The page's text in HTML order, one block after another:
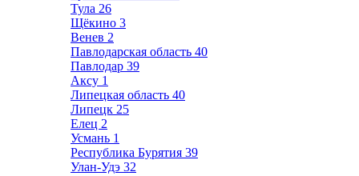
Тула 26
Щёкино 3
Венев 2
Павлодарская область 40
Павлодар 39
Аксу 1
Липецкая область 40
Липецк 25
Елец 2
Усмань 1
Республика Бурятия 39
Улан-Удэ 32